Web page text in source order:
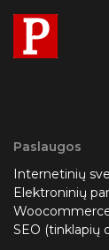
Paslaugos
Internetinių
Elektroninių
SEO (tinklapių